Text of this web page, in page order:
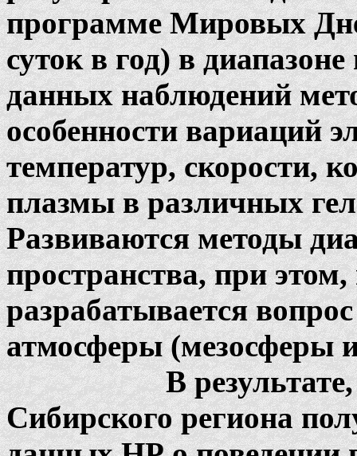
программе Мировых
суток в год) в
данных наблюдений
особенности вариаций
температур, скорости,
плазмы в различных
Развиваются методы
пространства, при этом,
разрабатывается
атмосферы (мезосферы
В результате,
Сибирского региона